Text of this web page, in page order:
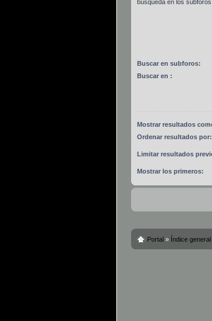
búsqueda en los
Buscar en subforos:
Buscar en :
Mostrar resultados
Ordenar resultados por:
Limitar resultados
Mostrar los primeros:
Portal » Índice general